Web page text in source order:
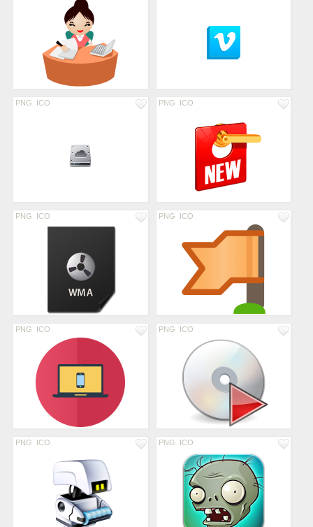
PNG ICO PNG ICO
PNG ICO PNG ICO
PNG ICO PNG ICO
PNG ICO PNG ICO